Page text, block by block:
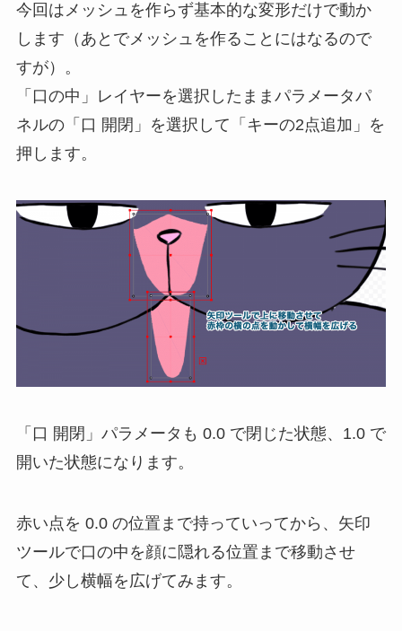
今回はメッシュを作らず基本的な変形だけで動か
します（あとでメッシュを作ることにはなるので
すが）。
「口の中」レイヤーを選択したままパラメータパ
ネルの「口 開閉」を選択して「キーの2点追加」を
押します。
「口 開閉」パラメータも 0.0 で閉じた状態、1.0 で
開いた状態になります。
赤い点を 0.0 の位置まで持っていってから、矢印
ツールで口の中を顔に隠れる位置まで移動させ
て、少し横幅を広げてみます。